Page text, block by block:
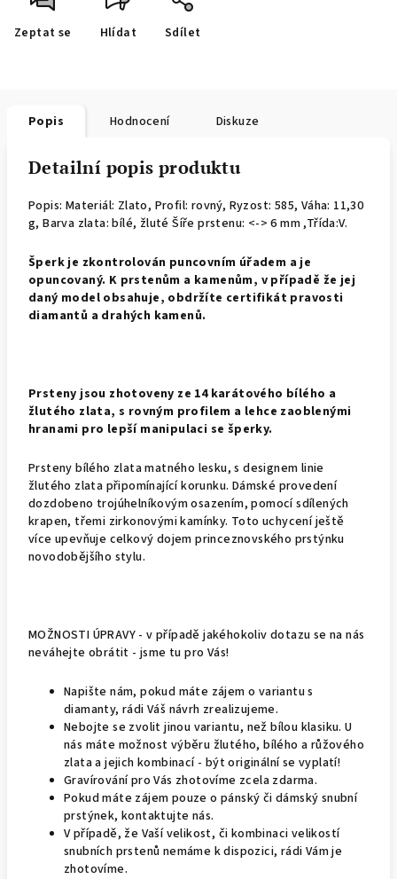
Zeptat se Hlídat Sdílet
Popis Hodnocení Diskuze
Detailní popis produktu
Popis: Materiál: Zlato, Profil: rovný, Ryzost: 585, Váha: 11,30
g, Barva zlata: bílé, žluté Šíře prstenu: <-> 6 mm ,Třída:V.
Šperk je zkontrolován puncovním úřadem a je
opuncovaný. K prstenům a kamenům, v případě že jej
daný model obsahuje, obdržíte certifikát pravosti
diamantů a drahých kamenů.
Prsteny jsou zhotoveny ze 14 karátového bílého a
žlutého zlata, s rovným profilem a lehce zaoblenými
hranami pro lepší manipulaci se šperky.
Prsteny bílého zlata matného lesku, s designem linie
žlutého zlata připomínající korunku. Dámské provedení
dozdobeno trojúhelníkovým osazením, pomocí sdílených
krapen, třemi zirkonovými kamínky. Toto uchycení ještě
více upevňuje celkový dojem princeznovského prstýnku
novodobějšího stylu.
MOŽNOSTI ÚPRAVY - v případě jakéhokoliv dotazu se na nás
neváhejte obrátit - jsme tu pro Vás!
Napište nám, pokud máte zájem o variantu s
diamanty, rádi Váš návrh zrealizujeme.
Nebojte se zvolit jinou variantu, než bílou klasiku. U
nás máte možnost výběru žlutého, bílého a růžového
zlata a jejich kombinací - být originální se vyplatí!
Gravírování pro Vás zhotovíme zcela zdarma.
Pokud máte zájem pouze o pánský či dámský snubní
prstýnek, kontaktujte nás.
V případě, že Vaší velikost, či kombinaci velikostí
snubních prstenů nemáme k dispozici, rádi Vám je
zhotovíme.